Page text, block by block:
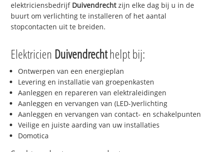
elektriciensbedrijf Duivendrechtzijn elke dag bij u in de
buurt om verlichting te installeren of het aantal
stopcontacten uit te breiden.
Elektricien Duivendrechthelpt bij:
Ontwerpen van een energieplan
Levering en installatie van groepenkasten
Aanleggen en repareren van elektraleidingen
Aanleggen en vervangen van (LED-)verlichting
Aanleggen en vervangen van contact- en schakelpunten
Veilige en juiste aarding van uw installaties
Domotica